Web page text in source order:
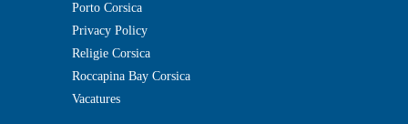
Porto Corsica
Privacy Policy
Religie Corsica
Roccapina Bay Corsica
Vacatures